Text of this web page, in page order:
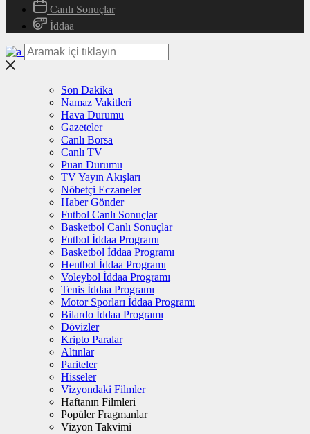
Canlı Sonuçlar
İddaa
Son Dakika
Namaz Vakitleri
Hava Durumu
Gazeteler
Canlı Borsa
Canlı TV
Puan Durumu
TV Yayın Akışları
Nöbetçi Eczaneler
Haber Gönder
Futbol Canlı Sonuçlar
Basketbol Canlı Sonuçlar
Futbol İddaa Programı
Basketbol İddaa Programı
Hentbol İddaa Programı
Voleybol İddaa Programı
Tenis İddaa Programı
Motor Sporları İddaa Programı
Bilardo İddaa Programı
Dövizler
Kripto Paralar
Altınlar
Pariteler
Hisseler
Vizyondaki Filmler
Haftanın Filmleri
Popüler Fragmanlar
Vizyon Takvimi